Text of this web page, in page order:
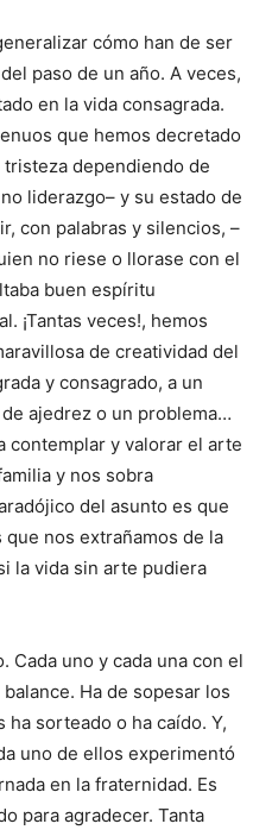
cómo han de ser
paso de un año. A veces,
en la vida consagrada.
que hemos decretado
dependiendo de
liderazgo– y su estado de
con palabras y silencios, –
no riese o llorase con el
buen espíritu
¡Tantas veces!, hemos
de creatividad del
y consagrado, a un
ajedrez o un problema…
contemplar y valorar el arte
y nos sobra
del asunto es que
nos extrañamos de la
la vida sin arte pudiera
Cada uno y cada una con el
Ha de sopesar los
ha sorteado o ha caído. Y,
uno de ellos experimentó
en la fraternidad. Es
para agradecer. Tanta